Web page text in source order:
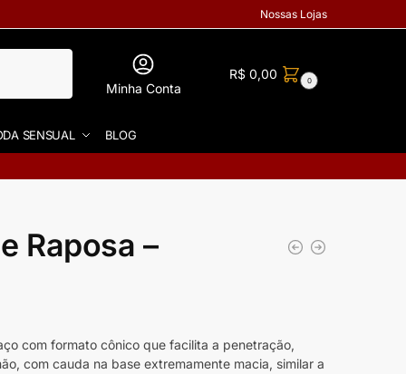
Nossas Lojas
Minha Conta
R$ 0,00 0
SENSUAL BLOG
Raposa –
com formato cônico que facilita a penetração,
com cauda na base extremamente macia, similar a